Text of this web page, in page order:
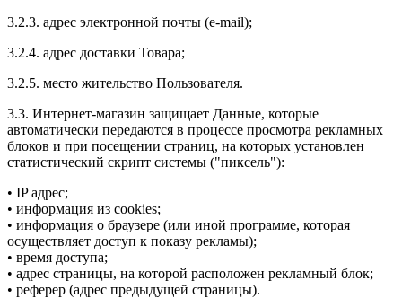
3.2.3. адрес электронной почты (e-mail);
3.2.4. адрес доставки Товара;
3.2.5. место жительство Пользователя.
3.3. Интернет-магазин защищает Данные, которые
автоматически передаются в процессе просмотра рекламных
блоков и при посещении страниц, на которых установлен
статистический скрипт системы ("пиксель"):
• IP адрес;
• информация из cookies;
• информация о браузере (или иной программе, которая
осуществляет доступ к показу рекламы);
• время доступа;
• адрес страницы, на которой расположен рекламный блок;
• реферер (адрес предыдущей страницы).